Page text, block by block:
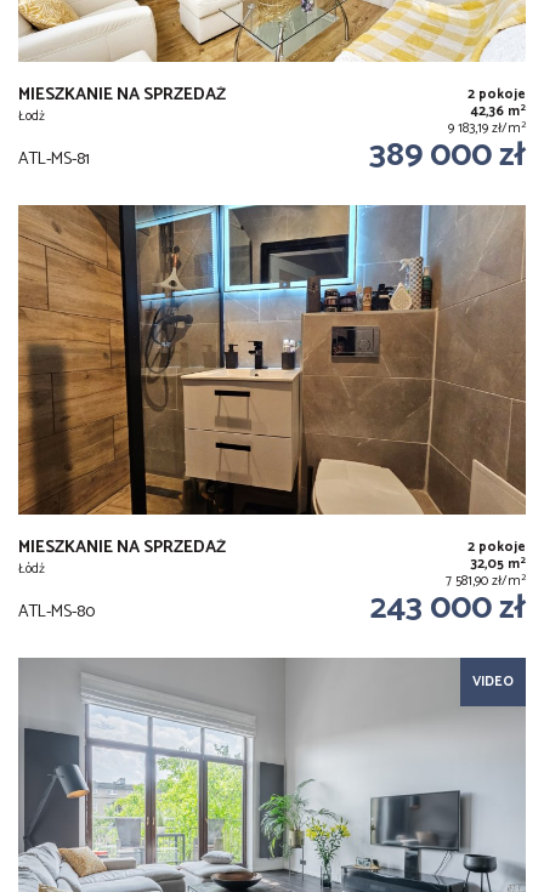
MIESZKANIE NA SPRZEDAŻ
Łodż
2 pokoje
42,36 m2
9 183,19 zł/m2
ATL-MS-81 389 000 zł
MIESZKANIE NA SPRZEDAŻ
Łódź
2 pokoje
32,05 m2
7 581,90 zł/m2
ATL-MS-80 243 000 zł
VIDEO